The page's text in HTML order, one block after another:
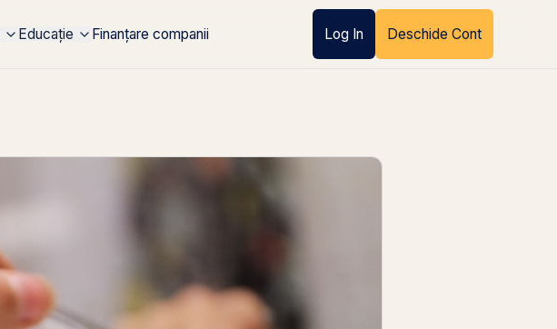
Educație Finanțare companii Log In Deschide Cont